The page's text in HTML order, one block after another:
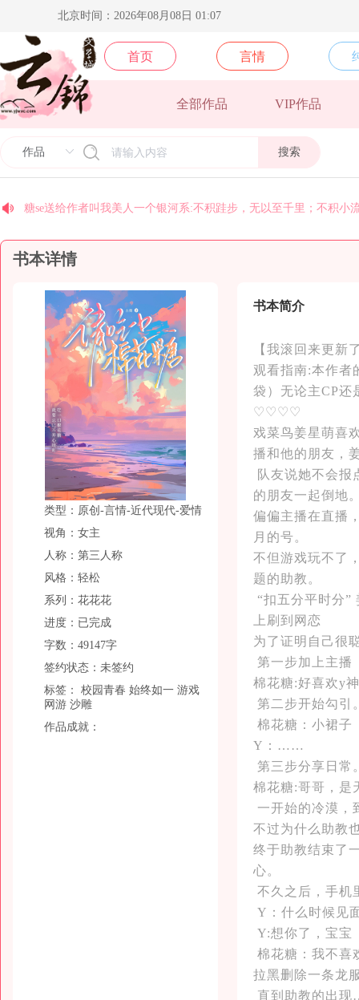
北京时间：2026年08月08日 01:07
首页 言情
全部作品 VIP作品
搜索
yj9574送给《光的背面》一个M78星云:逝者如斯夫，不舍星云
糖se送给作者叫我美人一个银河系:不积跬步，无以至千里；不积小
coco送给《末世后我成了丧尸》一个M78星云:逝者如斯夫，不舍星
安纳托利亚送给《皇后景昭懿》一个M78星云:逝者如斯夫，不舍星
北方阿尼亚送给《卿本殊色》一个M78星云:逝者如斯夫，不舍星云
梵地高送给《须尽欢》一个M78星云:逝者如斯夫，不舍星云
书本详情
类型：原创-言情-近代现代-爱情
视角：女主
人称：第三人称
风格：轻松
系列：花花花
进度：已完成
字数：49147字
签约状态：未签约
标签： 校园青春 始终如一 游戏
网游 沙雕
作品成就：
书本简介
【我滚回来更
观看指南:本作者
袋）无论主CP还
♡♡♡♡
戏菜鸟姜星萌喜
播和他的朋友，
队友说她不会报
的朋友一起倒地
偏偏主播在直播
月的号。
不但游戏玩不了
题的助教。
“扣五分平时分”
上刷到网恋
为了证明自己很
第一步加上主播
棉花糖:好喜欢y神
第二步开始勾引
棉花糖：小裙子
Y：……
第三步分享日常
棉花糖:哥哥，是
一开始的冷漠，
不过为什么助教
终于助教结束了
心。
不久之后，手机
Y：什么时候见
Y:想你了，宝宝
棉花糖：我不喜
拉黑删除一条龙
直到助教的出